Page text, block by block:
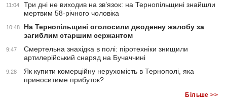
11:04
Три дні не виходив на зв’язок: на Тернопільщині знайшли
мертвим 58-річного чоловіка
10:48
На Тернопільщині оголосили дводенну жалобу за
загиблим старшим сержантом
9:47
Смертельна знахідка в полі: піротехніки знищили
артилерійський снаряд на Бучаччині
9:28
Як купити комерційну нерухомість в Тернополі, яка
приноситиме прибуток?
Більше >>